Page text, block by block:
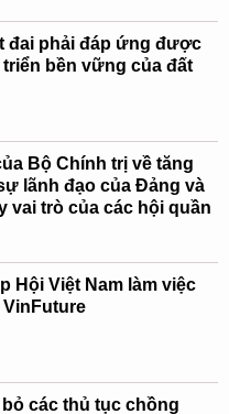
đai phải đáp ứng được
bền vững của đất
Bộ Chính trị về tăng
lãnh đạo của Đảng và
vai trò của các hội quần
Hội Việt Nam làm việc
các thủ tục chồng